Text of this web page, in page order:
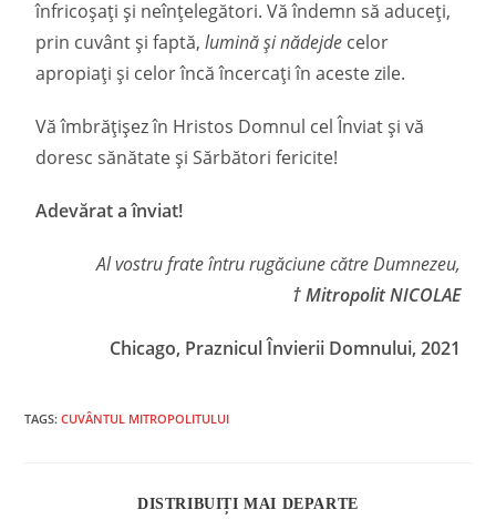
înfricoșați și neînțelegători. Vă îndemn să aduceți,
prin cuvânt și faptă,lumină și nădejde celor
apropiați și celor încă încercați în aceste zile.
Vă îmbrăţișez în Hristos Domnul cel Înviat și vă
doresc sănătate și Sărbători fericite!
Adevărat a înviat!
Al vostru frate întru rugăciune către Dumnezeu,
† Mitropolit NICOLAE
Chicago, Praznicul Învierii Domnului, 2021
TAGS:CUVÂNTUL MITROPOLITULUI
DISTRIBUIȚI MAI DEPARTE